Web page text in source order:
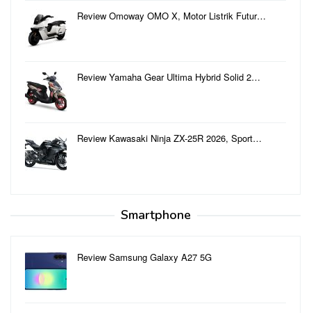
Review Omoway OMO X, Motor Listrik Futur…
Review Yamaha Gear Ultima Hybrid Solid 2…
Review Kawasaki Ninja ZX-25R 2026, Sport…
Smartphone
Review Samsung Galaxy A27 5G